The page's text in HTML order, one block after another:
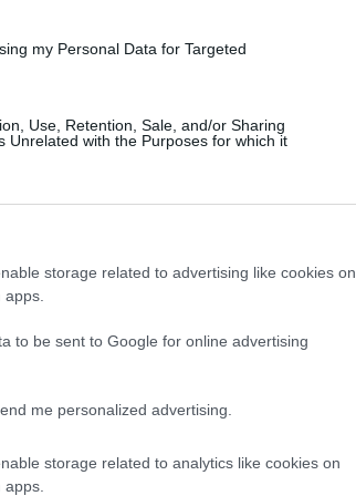
my Personal Data for Targeted
Use, Retention, Sale, and/or Sharing
Unrelated with the Purposes for which it
storage related to advertising like cookies on
to be sent to Google for online advertising
me personalized advertising.
storage related to analytics like cookies on
*
για την επόμενη φορά που θα σχολιάσω.